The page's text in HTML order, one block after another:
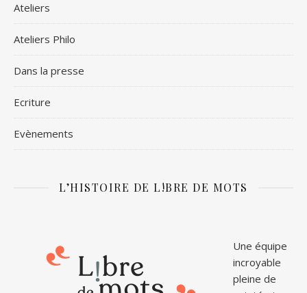
Ateliers
Ateliers Philo
Dans la presse
Ecriture
Evènements
L’HISTOIRE DE L!BRE DE MOTS
Une équipe
incroyable
pleine de